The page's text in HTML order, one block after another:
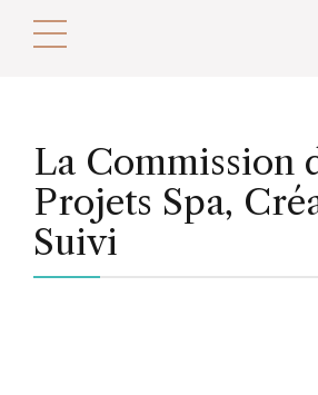
La Commission
Projets Spa,
Suivi